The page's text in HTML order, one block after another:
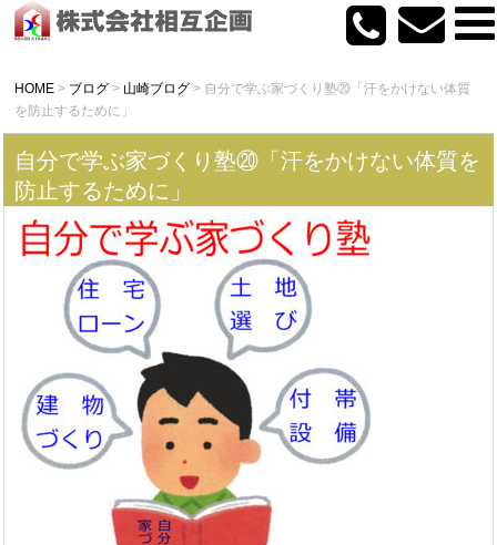
HOME > ブログ > 山崎ブログ > 自分で学ぶ家づくり塾⑳「汗をかけない体質
を防止するために」
自分で学ぶ家づくり塾⑳「汗をかけない体質を
防止するために」